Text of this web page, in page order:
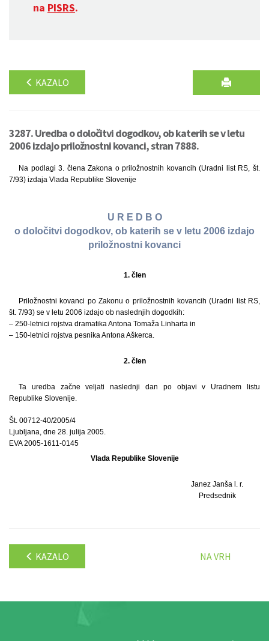
na PISRS.
KAZALO
3287. Uredba o določitvi dogodkov, ob katerih se v letu
2006 izdajo priložnostni kovanci, stran 7888.
Na podlagi 3. člena Zakona o priložnostnih kovancih (Uradni list RS, št.
7/93) izdaja Vlada Republike Slovenije
U R E D B O
o določitvi dogodkov, ob katerih se v letu 2006 izdajo
priložnostni kovanci
1. člen
Priložnostni kovanci po Zakonu o priložnostnih kovancih (Uradni list RS,
št. 7/93) se v letu 2006 izdajo ob naslednjih dogodkih:
– 250-letnici rojstva dramatika Antona Tomaža Linharta in
– 150-letnici rojstva pesnika Antona Aškerca.
2. člen
Ta uredba začne veljati naslednji dan po objavi v Uradnem listu
Republike Slovenije.
Št. 00712-40/2005/4
Ljubljana, dne 28. julija 2005.
EVA 2005-1611-0145
Vlada Republike Slovenije
Janez Janša l. r.
Predsednik
KAZALO NA VRH